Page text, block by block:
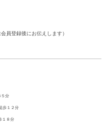
員登録後にお伝えします）
５分
歩１２分
１８分